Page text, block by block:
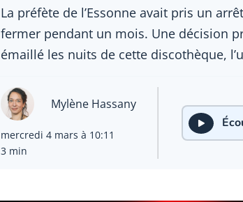
La préfète de l’Essonne avait pris un
fermer pendant un mois. Une décision
émaillé les nuits de cette discothèque,
Mylène Hassany
mercredi 4 mars à 10:11
3 min